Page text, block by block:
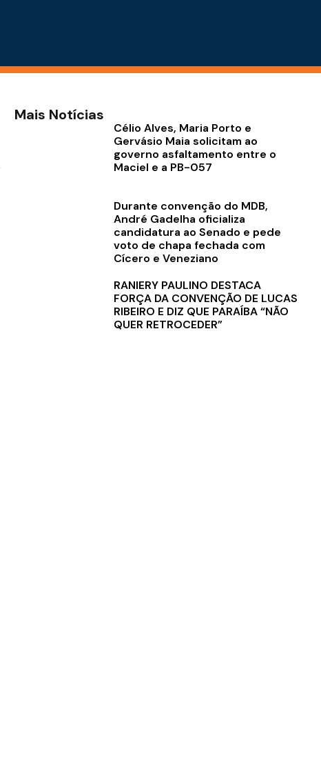
Mais Notícias
Célio Alves, Maria Porto e
Gervásio Maia solicitam ao
governo asfaltamento entre o
Maciel e a PB-057
Durante convenção do MDB,
André Gadelha oficializa
candidatura ao Senado e pede
voto de chapa fechada com
Cícero e Veneziano
RANIERY PAULINO DESTACA
FORÇA DA CONVENÇÃO DE LUCAS
RIBEIRO E DIZ QUE PARAÍBA “NÃO
QUER RETROCEDER”